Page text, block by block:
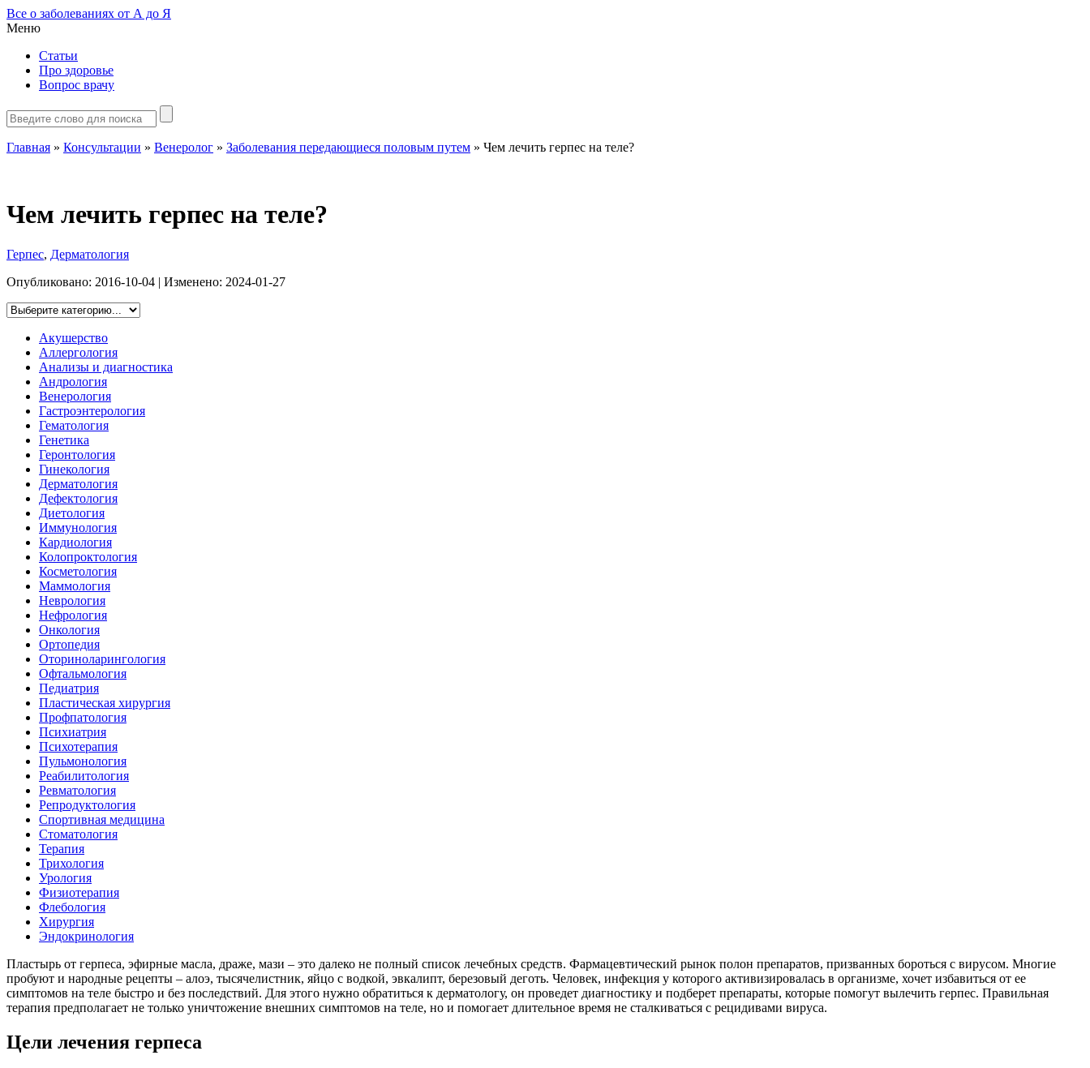
Все о заболеваниях от А до Я
Меню
Статьи
Про здоровье
Вопрос врачу
Главная » Консультации » Венеролог » Заболевания передающиеся половым путем » Чем лечить герпес на теле?
Чем лечить герпес на теле?
Герпес, Дерматология
Опубликовано: 2016-10-04 | Изменено: 2024-01-27
Акушерство
Аллергология
Анализы и диагностика
Андрология
Венерология
Гастроэнтерология
Гематология
Генетика
Геронтология
Гинекология
Дерматология
Дефектология
Диетология
Иммунология
Кардиология
Колопроктология
Косметология
Маммология
Неврология
Нефрология
Онкология
Ортопедия
Оториноларингология
Офтальмология
Педиатрия
Пластическая хирургия
Профпатология
Психиатрия
Психотерапия
Пульмонология
Реабилитология
Ревматология
Репродуктология
Спортивная медицина
Стоматология
Терапия
Трихология
Урология
Физиотерапия
Флебология
Хирургия
Эндокринология
Пластырь от герпеса, эфирные масла, драже, мази – это далеко не полный список лечебных средств. Фармацевтический рынок полон препаратов, призванных бороться с вирусом. Многие
пробуют и народные рецепты – алоэ, тысячелистник, яйцо с водкой, эвкалипт, березовый деготь. Человек, инфекция у которого активизировалась в организме, хочет избавиться от ее
симптомов на теле быстро и без последствий. Для этого нужно обратиться к дерматологу, он проведет диагностику и подберет препараты, которые помогут вылечить герпес. Правильная
терапия предполагает не только уничтожение внешних симптомов на теле, но и помогает длительное время не сталкиваться с рецидивами вируса.
Цели лечения герпеса